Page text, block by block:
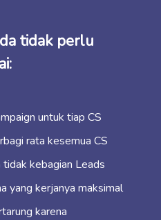
tidak perlu
untuk tiap CS
rata kesemua CS
tidak kebagian Leads
yang kerjanya maksimal
karena